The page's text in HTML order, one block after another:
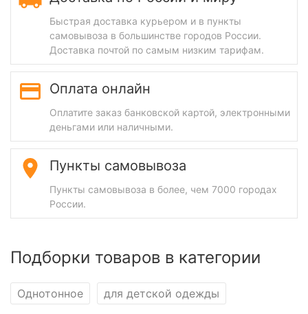
Быстрая доставка курьером и в пункты
самовывоза в большинстве городов России.
Доставка почтой по самым низким тарифам.
Оплата онлайн
Оплатите заказ банковской картой, электронными
деньгами или наличными.
Пункты самовывоза
Пункты самовывоза в более, чем 7000 городах
России.
Подборки товаров в категории
Однотонное для детской одежды